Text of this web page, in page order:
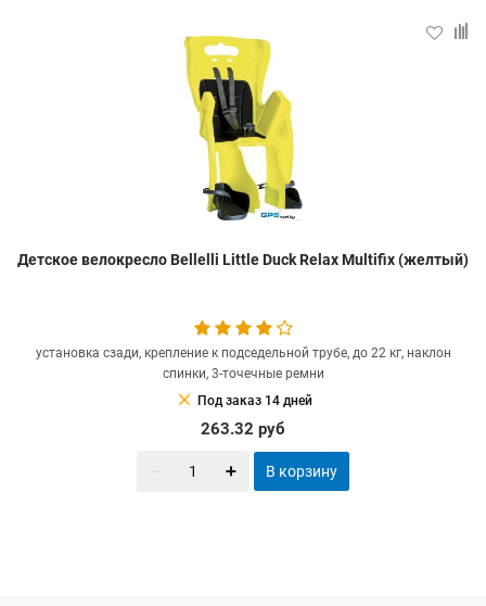
Детское велокресло Bellelli Little Duck Relax Multifix (желтый)
установка сзади, крепление к подседельной трубе, до 22 кг, наклон
спинки, 3-точечные ремни
clear Под заказ 14 дней
263.32 руб
В корзину